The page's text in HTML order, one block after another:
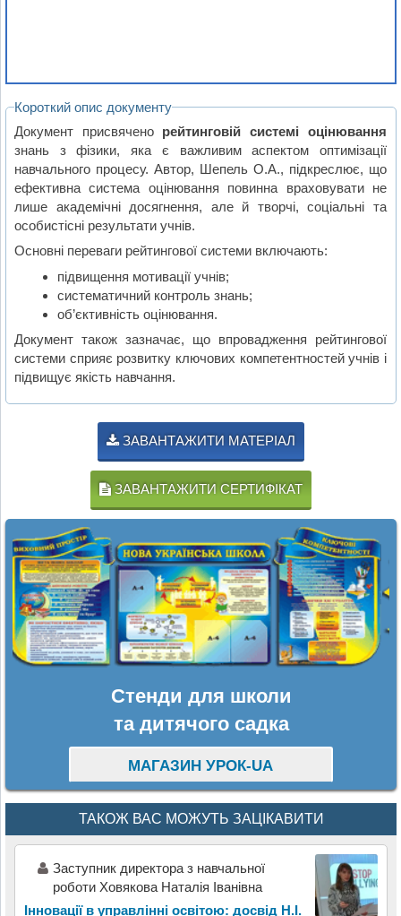
Короткий опис документу
Документ присвячено рейтинговій системі оцінювання
знань з фізики, яка є важливим аспектом оптимізації
навчального процесу. Автор, Шепель О.А., підкреслює, що
ефективна система оцінювання повинна враховувати не
лише академічні досягнення, але й творчі, соціальні та
особистісні результати учнів.
Основні переваги рейтингової системи включають:
підвищення мотивації учнів;
систематичний контроль знань;
об’єктивність оцінювання.
Документ також зазначає, що впровадження рейтингової
системи сприяє розвитку ключових компетентностей учнів і
підвищує якість навчання.
ЗАВАНТАЖИТИ МАТЕРІАЛ
ЗАВАНТАЖИТИ СЕРТИФІКАТ
Стенди для школи
та дитячого садка
МАГАЗИН УРОК-UA
ТАКОЖ ВАС МОЖУТЬ ЗАЦІКАВИТИ
Заступник директора з навчальної
роботи Ховякова Наталія Іванівна
Інновації в управлінні освітою: досвід Н.І.